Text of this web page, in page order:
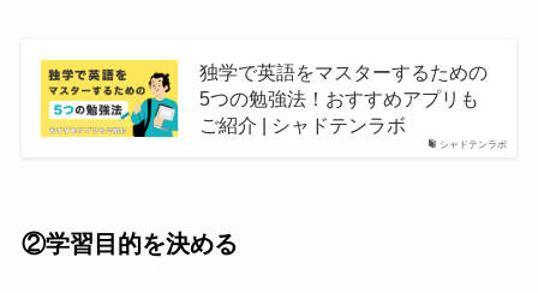
シャドテンラボ
独学で英語をマスターするための
5つの勉強法！おすすめアプリも
ご紹介 | シャドテンラボ
②学習目的を決める